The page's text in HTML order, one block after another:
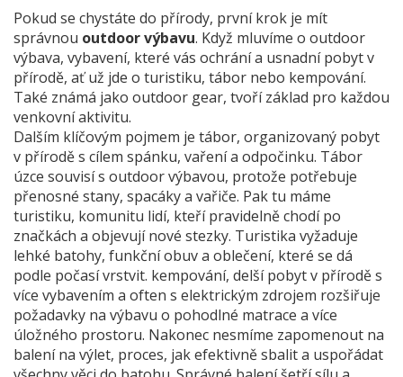
Pokud se chystáte do přírody, první krok je mít
správnou outdoor výbavu. Když mluvíme o outdoor
výbava, vybavení, které vás ochrání a usnadní pobyt v
přírodě, ať už jde o turistiku, tábor nebo kempování.
Také známá jako outdoor gear, tvoří základ pro každou
venkovní aktivitu.
Dalším klíčovým pojmem je tábor, organizovaný pobyt
v přírodě s cílem spánku, vaření a odpočinku. Tábor
úzce souvisí s outdoor výbavou, protože potřebuje
přenosné stany, spacáky a vařiče. Pak tu máme
turistiku, komunitu lidí, kteří pravidelně chodí po
značkách a objevují nové stezky. Turistika vyžaduje
lehké batohy, funkční obuv a oblečení, které se dá
podle počasí vrstvit. kempování, delší pobyt v přírodě s
více vybavením a often s elektrickým zdrojem rozšiřuje
požadavky na výbavu o pohodlné matrace a více
úložného prostoru. Nakonec nesmíme zapomenout na
balení na výlet, proces, jak efektivně sbalit a uspořádat